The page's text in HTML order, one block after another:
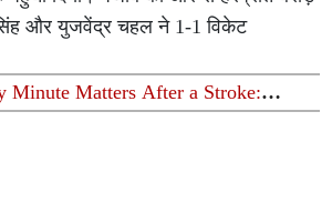
और युजवेंद्र चहल ने 1-1 विकेट
Minute Matters After a Stroke:
Early Recognition and Timely